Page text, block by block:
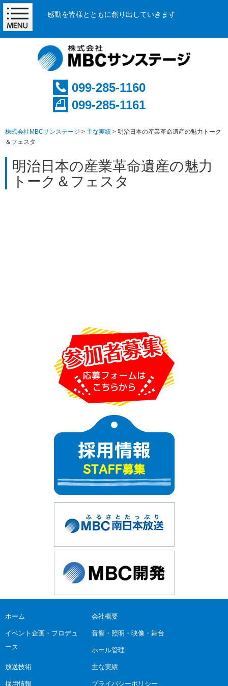
感動を皆様とともに創り出していきます
099-285-1160
099-285-1161
株式会社MBCサンステージ > 主な実績 > 明治日本の産業革命遺産の魅力トーク
＆フェスタ
明治日本の産業革命遺産の魅力
トーク＆フェスタ
ホーム 会社概要
イベント企画・プロデュ
ース
音響・照明・映像・舞台
ホール管理
放送技術 主な実績
採用情報 プライバシーポリシー